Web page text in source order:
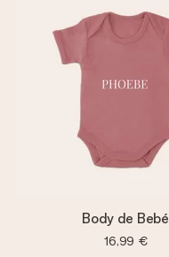
Body de Bebé
16,99 €